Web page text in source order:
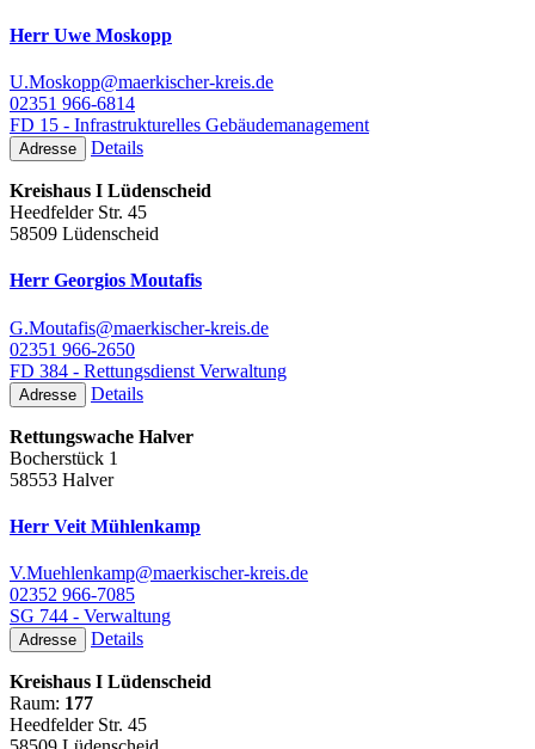
Herr Uwe Moskopp
U.Moskopp@maerkischer-kreis.de
02351 966-6814
FD 15 - Infrastrukturelles Gebäudemanagement
Adresse Details
Kreishaus I Lüdenscheid
Heedfelder Str. 45
58509 Lüdenscheid
Herr Georgios Moutafis
G.Moutafis@maerkischer-kreis.de
02351 966-2650
FD 384 - Rettungsdienst Verwaltung
Adresse Details
Rettungswache Halver
Bocherstück 1
58553 Halver
Herr Veit Mühlenkamp
V.Muehlenkamp@maerkischer-kreis.de
02352 966-7085
SG 744 - Verwaltung
Adresse Details
Kreishaus I Lüdenscheid
Raum: 177
Heedfelder Str. 45